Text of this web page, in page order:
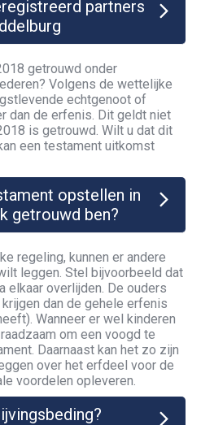
partners
getrouwd onder
Volgens de wettelijke
echtgenoot of
dan de erfenis. Dit geldt niet
is getrouwd. Wilt u dat dit
een testament uitkomst
opstellen in
getrouwd ben?
regeling, kunnen er andere
leggen. Stel bijvoorbeeld dat
elkaar overlijden. De ouders
dan de gehele erfenis
Wanneer er wel kinderen
om een voogd te
Daarnaast kan het zo zijn
over het erfdeel voor de
voordelen opleveren.